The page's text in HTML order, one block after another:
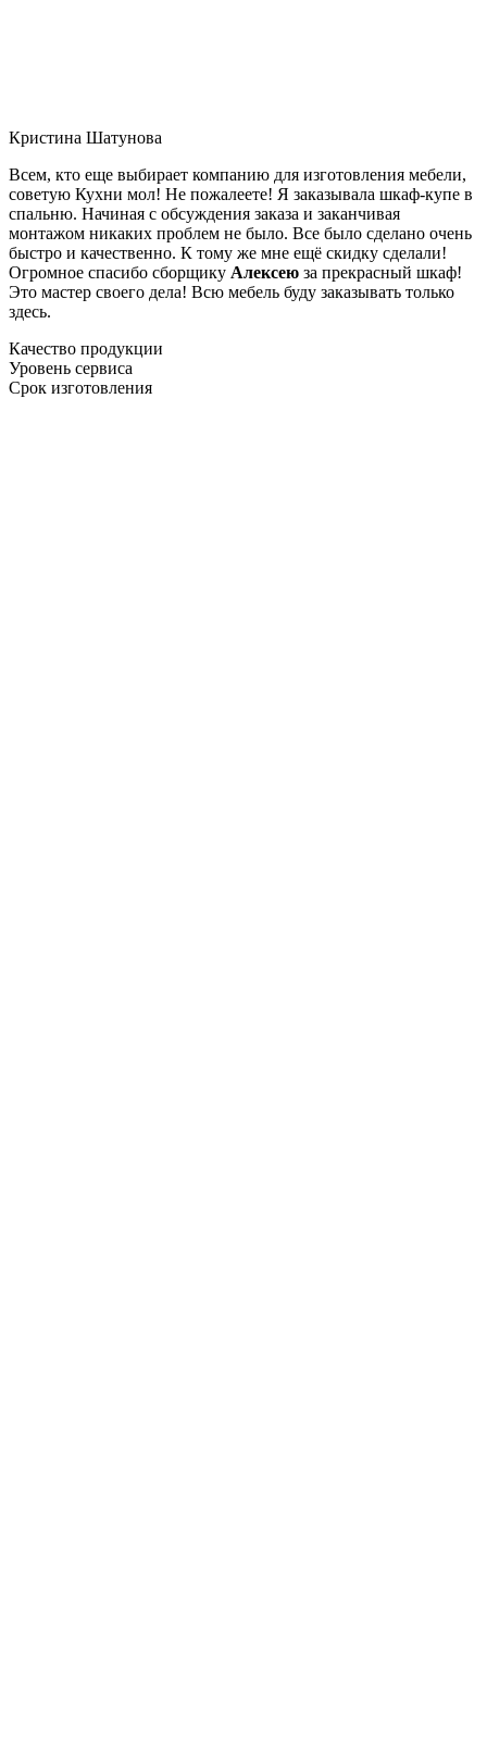
Кристина Шатунова
Всем, кто еще выбирает компанию для изготовления мебели,
советую Кухни мол! Не пожалеете! Я заказывала шкаф-купе в
спальню. Начиная с обсуждения заказа и заканчивая
монтажом никаких проблем не было. Все было сделано очень
быстро и качественно. К тому же мне ещё скидку сделали!
Огромное спасибо сборщику Алексею за прекрасный шкаф!
Это мастер своего дела! Всю мебель буду заказывать только
здесь.
Качество продукции
Уровень сервиса
Срок изготовления